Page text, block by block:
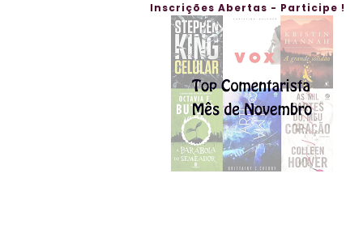
Inscrições Abertas - Participe !